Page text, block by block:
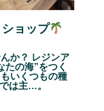
ョップ
か？ レジンア
たの海”をつく
いくつもの種
は主…。